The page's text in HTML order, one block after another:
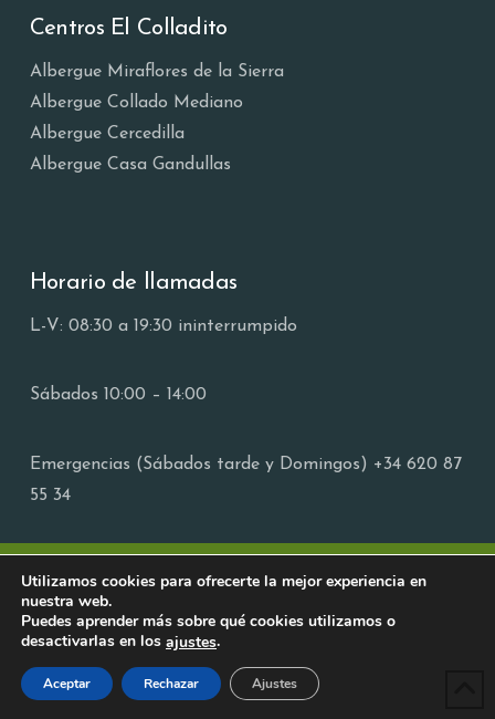
Centros El Colladito
Albergue Miraflores de la Sierra
Albergue Collado Mediano
Albergue Cercedilla
Albergue Casa Gandullas
Horario de llamadas
L-V: 08:30 a 19:30 ininterrumpido
Sábados 10:00 – 14:00
Emergencias (Sábados tarde y Domingos) +34 620 87
55 34
EL COLLADITO · 2025 · TODOS LOS DERECHOS RESERVADOS
POLÍTICA DE PRIVACIDAD
POLÍTICA DE COOKIES
TÉRMINOS Y CONDICIONES
FACEBOOK
X YOUTUBE
INSTAGRAM
Utilizamos cookies para ofrecerte la mejor experiencia en
nuestra web.
Puedes aprender más sobre qué cookies utilizamos o
desactivarlas en los ajustes.
Aceptar Rechazar Ajustes